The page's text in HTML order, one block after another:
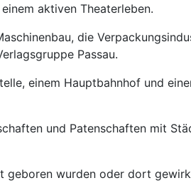
aktiven Theaterleben.
die
Passau.
einem Hauptbahnhof und
und Patenschaften mit
wurden oder dort